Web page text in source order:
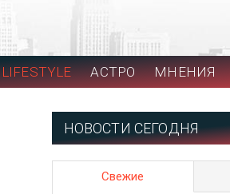
LIFESTYLE АСТРО МНЕНИЯ
НОВОСТИ СЕГОДНЯ
Свежие